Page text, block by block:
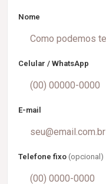
Nome
Celular / WhatsApp
E-mail
Telefone fixo (opcional)